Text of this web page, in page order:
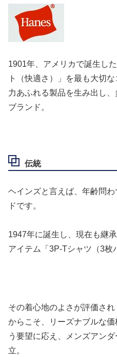
1901年、アメリカで誕生し
ト（快適さ）」を最も大切
力あふれる製品を生み出し
ブランド。
伝統
ヘインズと言えば、年齢問
ドです。
1947年に誕生し、現在も継
アイテム「3P-Tシャツ（3枚
その着心地のよさが評価さ
からこそ、リーズナブルな
う要望に応え、メンズアン
立。